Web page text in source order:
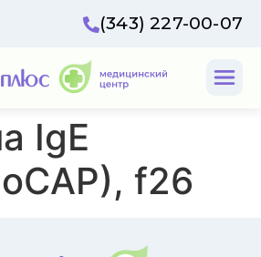
(343) 227-00-07
IgE
f26